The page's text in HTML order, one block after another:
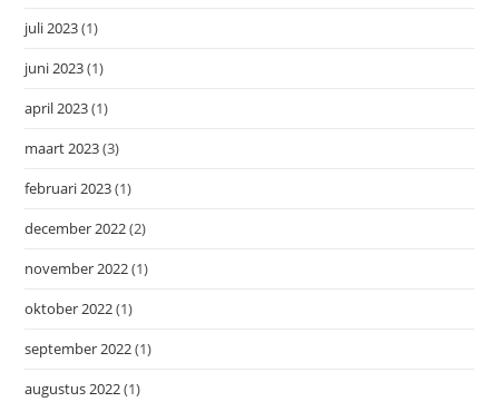
juli 2023(1)
juni 2023(1)
april 2023(1)
maart 2023(3)
februari 2023(1)
december 2022(2)
november 2022(1)
oktober 2022(1)
september 2022(1)
augustus 2022(1)